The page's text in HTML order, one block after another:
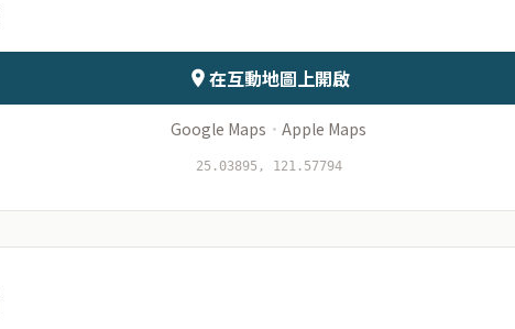
在互動地圖上開啟
Google Maps · Apple Maps
25.03895, 121.57794